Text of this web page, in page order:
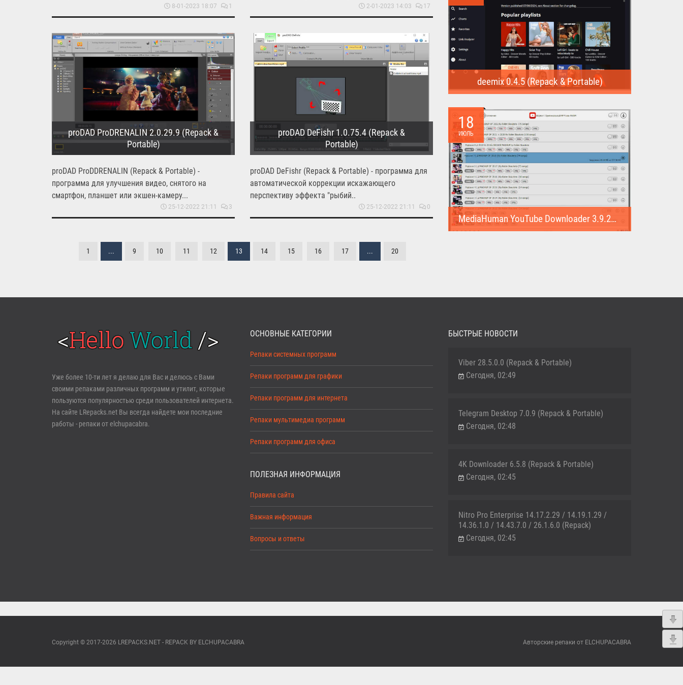
8-01-2023 18:07 1 2-01-2023 14:03 17
proDAD ProDRENALIN 2.0.29.9 (Repack &
Portable)
proDAD ProDDRENALIN (Repack & Portable) -
программа для улучшения видео, снятого на
смартфон, планшет или экшен-камеру...
25-12-2022 21:11 3
proDAD DeFishr 1.0.75.4 (Repack &
Portable)
proDAD DeFishr (Repack & Portable) - программа для
автоматической коррекции искажающего
перспективу эффекта "рыбий..
25-12-2022 21:11 0
1 ... 9 10 11 12 13 14 15 16 17 ... 20
deemix 0.4.5 (Repack & Portable)
скачивать треки...
18
ИЮЛЬ
MediaHuman YouTube Downloader 3.9.22 (1007) (Repack & Portable)
Войти
Регистрация
Забыли пароль?
Уже более 10-ти лет я делаю для Вас и делюсь с Вами
своими репаками различных программ и утилит, которые
пользуются популярностью среди пользователей интернета.
На сайте LRepacks.net Вы всегда найдете мои последние
работы - репаки от elchupacabra.
ОСНОВНЫЕ КАТЕГОРИИ
Репаки системных программ
Репаки программ для графики
Репаки программ для интернета
Репаки мультимедиа программ
Репаки программ для офиса
ПОЛЕЗНАЯ ИНФОРМАЦИЯ
Правила сайта
Важная информация
Вопросы и ответы
БЫСТРЫЕ НОВОСТИ
Viber 28.5.0.0 (Repack & Portable)
Сегодня, 02:49
Telegram Desktop 7.0.9 (Repack & Portable)
Сегодня, 02:48
4K Downloader 6.5.8 (Repack & Portable)
Сегодня, 02:45
Nitro Pro Enterprise 14.17.2.29 / 14.19.1.29 /
14.36.1.0 / 14.43.7.0 / 26.1.6.0 (Repack)
Сегодня, 02:45
Copyright © 2017-2026 LREPACKS.NET - REPACK BY ELCHUPACABRA Авторские репаки от ELCHUPACABRA